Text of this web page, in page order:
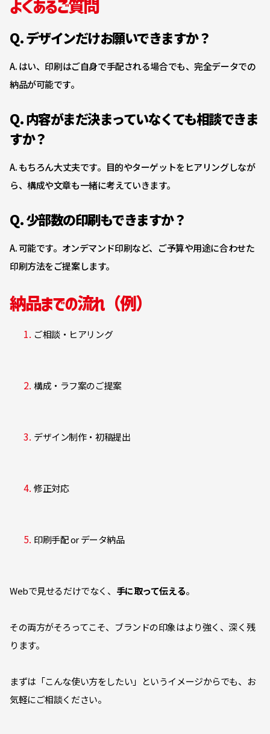
よくあるご質問
Q. デザインだけお願いできますか？
A. はい、印刷はご自身で手配される場合でも、完全データでの
納品が可能です。
Q. 内容がまだ決まっていなくても相談できま
すか？
A. もちろん大丈夫です。目的やターゲットをヒアリングしなが
ら、構成や文章も一緒に考えていきます。
Q. 少部数の印刷もできますか？
A. 可能です。オンデマンド印刷など、ご予算や用途に合わせた
印刷方法をご提案します。
納品までの流れ（例）
ご相談・ヒアリング
構成・ラフ案のご提案
デザイン制作・初稿提出
修正対応
印刷手配 or データ納品
Webで見せるだけでなく、 手に取って伝える。
その両方がそろってこそ、ブランドの印象はより強く、深く残
ります。
まずは「こんな使い方をしたい」というイメージからでも、お
気軽にご相談ください。